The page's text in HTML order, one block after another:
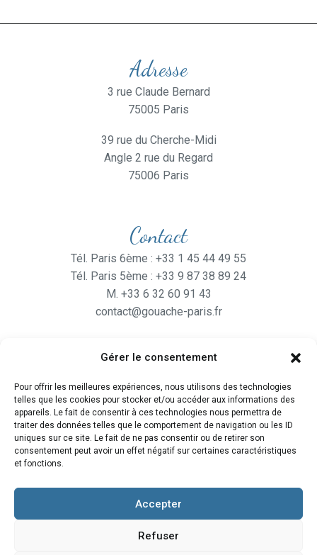
Gérer le consentement
Pour offrir les meilleures expériences, nous utilisons des technologies
telles que les cookies pour stocker et/ou accéder aux informations des
appareils. Le fait de consentir à ces technologies nous permettra de
traiter des données telles que le comportement de navigation ou les ID
uniques sur ce site. Le fait de ne pas consentir ou de retirer son
consentement peut avoir un effet négatif sur certaines caractéristiques
et fonctions.
Accepter
Refuser
Adresse
3 rue Claude Bernard
75005 Paris
39 rue du Cherche-Midi
Angle 2 rue du Regard
75006 Paris
Contact
Tél. Paris 6ème : +33 1 45 44 49 55
Tél. Paris 5ème : +33 9 87 38 89 24
M. +33 6 32 60 91 43
contact@gouache-paris.fr
Ouvertdu lundi au Vendredi
de 9H30 à 19H
et le Samedi de 10H à 19H